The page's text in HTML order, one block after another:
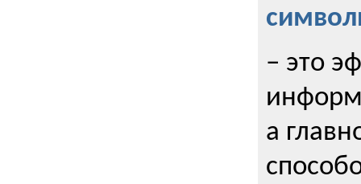
– это
а